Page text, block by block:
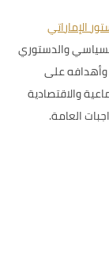
الإماراتي
والدستوري
وأهدافه على
والاقتصادية
العامة.